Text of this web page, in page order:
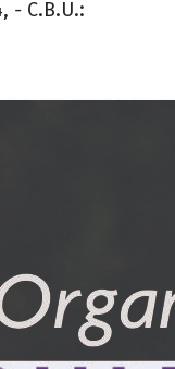
- C.B.U.: